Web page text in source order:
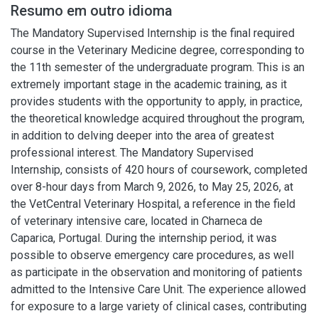
Resumo em outro idioma
The Mandatory Supervised Internship is the final required
course in the Veterinary Medicine degree, corresponding to
the 11th semester of the undergraduate program. This is an
extremely important stage in the academic training, as it
provides students with the opportunity to apply, in practice,
the theoretical knowledge acquired throughout the program,
in addition to delving deeper into the area of greatest
professional interest. The Mandatory Supervised
Internship, consists of 420 hours of coursework, completed
over 8-hour days from March 9, 2026, to May 25, 2026, at
the VetCentral Veterinary Hospital, a reference in the field
of veterinary intensive care, located in Charneca de
Caparica, Portugal. During the internship period, it was
possible to observe emergency care procedures, as well
as participate in the observation and monitoring of patients
admitted to the Intensive Care Unit. The experience allowed
for exposure to a large variety of clinical cases, contributing